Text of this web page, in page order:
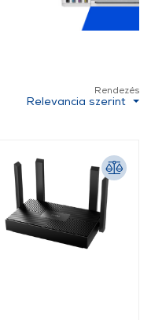
Rendezés
Relevancia szerint